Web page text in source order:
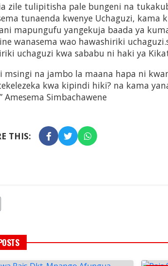
zile tulipitisha pale bungeni na
tunaenda kwenye Uchaguzi, kama
mapungufu yangekuja baada ya
wanasema wao hawashiriki
uchaguzi kwa sababu ni haki ya
msingi na jambo la maana hapa ni
kwa kipindi hiki? na kama
Amesema Simbachawene
THIS: